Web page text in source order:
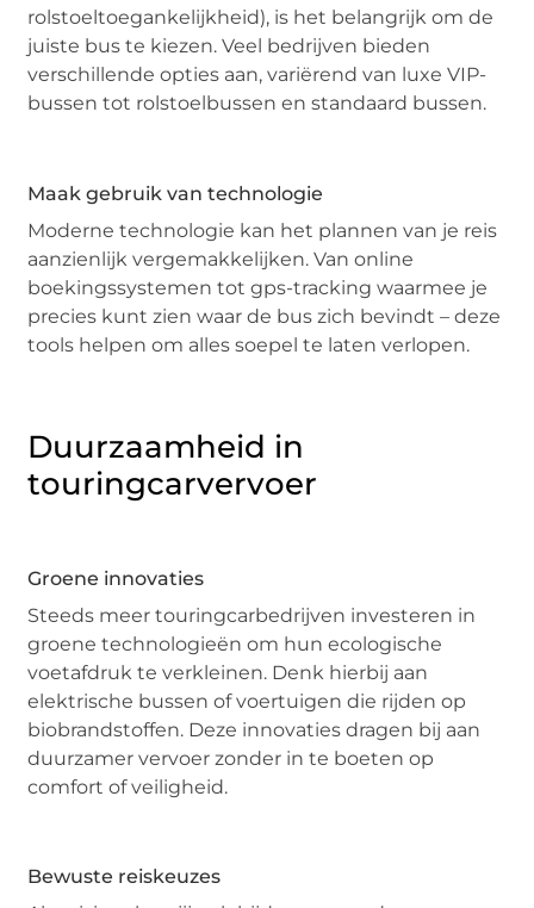
rolstoeltoegankelijkheid), is het belangrijk om de
juiste bus te kiezen. Veel bedrijven bieden
verschillende opties aan, variërend van luxe VIP-
bussen tot rolstoelbussen en standaard bussen.
Maak gebruik van technologie
Moderne technologie kan het plannen van je reis
aanzienlijk vergemakkelijken. Van online
boekingssystemen tot gps-tracking waarmee je
precies kunt zien waar de bus zich bevindt – deze
tools helpen om alles soepel te laten verlopen.
Duurzaamheid in
touringcarvervoer
Groene innovaties
Steeds meer touringcarbedrijven investeren in
groene technologieën om hun ecologische
voetafdruk te verkleinen. Denk hierbij aan
elektrische bussen of voertuigen die rijden op
biobrandstoffen. Deze innovaties dragen bij aan
duurzamer vervoer zonder in te boeten op
comfort of veiligheid.
Bewuste reiskeuzes